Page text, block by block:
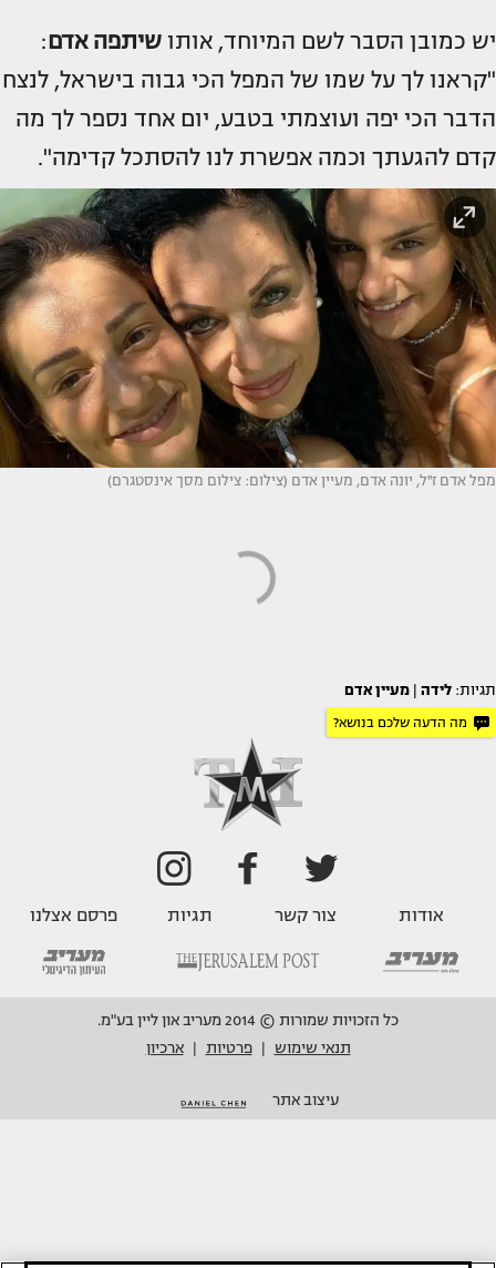
יש כמובן הסבר לשם המיוחד, אותו שיתפה אדם:
"קראנו לך על שמו של המפל הכי גבוה בישראל, לנצח
הדבר הכי יפה ועוצמתי בטבע, יום אחד נספר לך מה
קדם להגעתך וכמה אפשרת לנו להסתכל קדימה".
מפל אדם ז''ל, יונה אדם, מעיין אדם (צילום: צילום מסך אינסטגרם)
תגיות: לידה מעיין אדם
מה הדעה שלכם בנושא?
אודות צור קשר תגיות פרסם אצלנו
כל הזכויות שמורות © 2014 מעריב און ליין בע"מ.
תנאי שימוש
פרטיות ארכיון
עיצוב אתר